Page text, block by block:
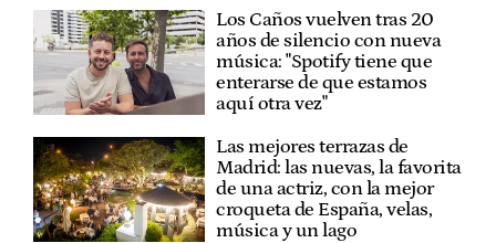
Los Caños vuelven tras 20
años de silencio con nueva
música: "Spotify tiene que
enterarse de que estamos
aquí otra vez"
Las mejores terrazas de
Madrid: las nuevas, la favorita
de una actriz, con la mejor
croqueta de España, velas,
música y un lago